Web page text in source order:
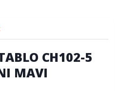
CH102-5
MAVI